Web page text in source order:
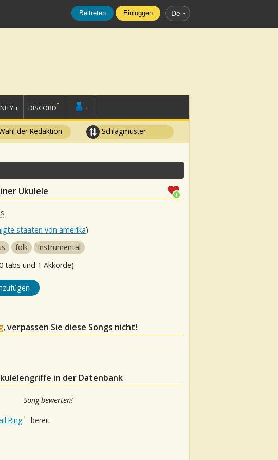
Beitreten Einloggen De
+ DISCORD +
der Redaktion Schlagmuster
Ukulele
staaten von amerika)
folk
instrumental
tabs und 1 Akkorde)
, verpassen Sie diese Songs nicht!
in der Datenbank
Song bewerten!
Ring bereit.